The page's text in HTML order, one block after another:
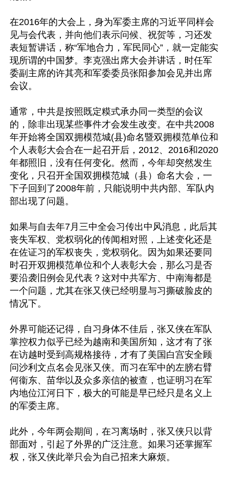
在2016年的大会上，身为军委主席的习近平同样会
见与会代表，并向他们表示问候、祝贺等，习还发
表短暂讲话，称“军地合力，军民同心”，就一定能实
现所谓的中国梦。李克强出席大会并讲话，时任军
委副主席的许其亮和军委委员张阳参加会见并出席
会议。
通常，中共是按照既定糢式承办同一类型的会议
的，除非出现某些事件才会发生改变。在中共2008
年开始将全国双拥模范城(县)命名暨双拥模范单位和
个人表彰大会合在一起召开后，2012、2016和2020
年都照旧，没有任何变化。然而，今年却突然发生
变化，只召开全国双拥模范城（县）命名大会，一
下子回到了2008年前，只能说明中共内部、军队内
部出现了问题。
如果与自去年7月三中全会习传出中风消息，此后其
丧失军权、党权弱化的传闻相对照，上述变化还是
在佐证习的军权丧失，党权弱化。因为如果还要同
时召开双拥模范单位和个人表彰大会，那么习是否
要沿袭旧例会见代表？这对中共军方、中南海都是
一个问题，尤其在张又侠已经明显与习撕破脸皮的
情况下。
外界可能还记得，自习身体不佳后，张又侠在军队
掌控权力似乎已经为越南和美国所知，这才有了张
在访越时受到高规格接待，才有了美国白宫安全顾
问沙利文点名会见张又侠。而习在军中的左膀右臂
何衞东、苗华以及众多亲信的被查，也证明习在军
内地位江河日下，极大的可能是早已经只是名义上
的军委主席。
此外，今年两会期间，在习离场时，张又侠只以背
部面对，引起了外界的广泛注意。如果习还掌握军
权，张又侠此举只会为自己招来大麻烦。